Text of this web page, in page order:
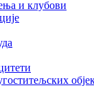
и клубови